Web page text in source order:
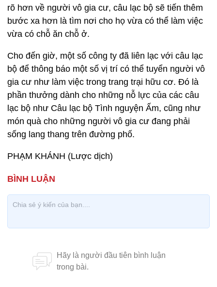
rõ hơn về người vô gia cư, câu lạc bộ sẽ tiến thêm
bước xa hơn là tìm nơi cho họ vừa có thể làm việc
vừa có chỗ ăn chỗ ở.
Cho đến giờ, một số công ty đã liên lạc với câu lạc
bộ để thông báo một số vị trí có thể tuyển người vô
gia cư như làm việc trong trang trại hữu cơ. Đó là
phần thưởng dành cho những nỗ lực của các câu
lạc bộ như Câu lạc bộ Tình nguyện Ấm, cũng như
món quà cho những người vô gia cư đang phải
sống lang thang trên đường phố.
PHẠM KHÁNH (Lược dịch)